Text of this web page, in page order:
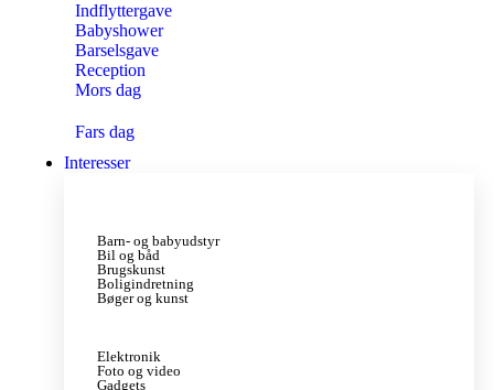
Indflyttergave
Babyshower
Barselsgave
Reception
Mors dag
Fars dag
Interesser
Barn- og babyudstyr
Bil og båd
Brugskunst
Boligindretning
Bøger og kunst
Elektronik
Foto og video
Gadgets